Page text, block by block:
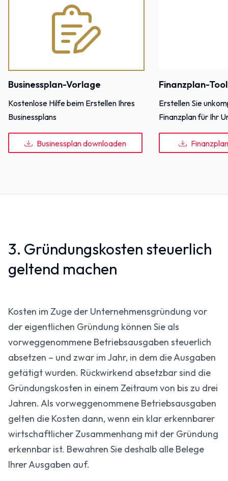
Businessplan-Vorlage
Kostenlose Hilfe beim Erstellen Ihres
Businessplans
Businessplan downloaden
Finanzplan-Tool
Erstellen Sie
Finanzplan für Ihr
3. Gründungskosten steuerlich
geltend machen
Kosten im Zuge der Unternehmensgründung vor
der eigentlichen Gründung können Sie als
vorweggenommene Betriebsausgaben steuerlich
absetzen – und zwar im Jahr, in dem die Ausgaben
getätigt wurden. Rückwirkend absetzbar sind die
Gründungskosten in einem Zeitraum von bis zu drei
Jahren. Als vorweggenommene Betriebsausgaben
gelten die Kosten dann, wenn ein klar erkennbarer
wirtschaftlicher Zusammenhang mit der Gründung
erkennbar ist. Bewahren Sie deshalb alle Belege
Ihrer Ausgaben auf.